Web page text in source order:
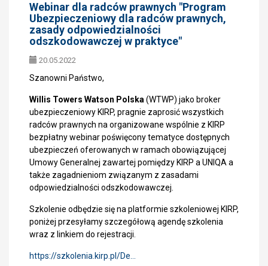
Webinar dla radców prawnych "Program
Ubezpieczeniowy dla radców prawnych,
zasady odpowiedzialności
odszkodowawczej w praktyce"
20.05.2022
Szanowni Państwo,
Willis Towers Watson Polska (WTWP) jako broker
ubezpieczeniowy KIRP, pragnie zaprosić wszystkich
radców prawnych na organizowane wspólnie z KIRP
bezpłatny webinar poświęcony tematyce dostępnych
ubezpieczeń oferowanych w ramach obowiązującej
Umowy Generalnej zawartej pomiędzy KIRP a UNIQA a
także zagadnieniom związanym z zasadami
odpowiedzialności odszkodowawczej.
Szkolenie odbędzie się na platformie szkoleniowej KIRP,
poniżej przesyłamy szczegółową agendę szkolenia
wraz z linkiem do rejestracji.
https://szkolenia.kirp.pl/De…